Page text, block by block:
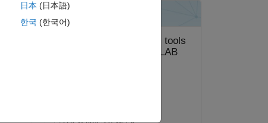
する。
日本 (日本語)
한국 (한국어)